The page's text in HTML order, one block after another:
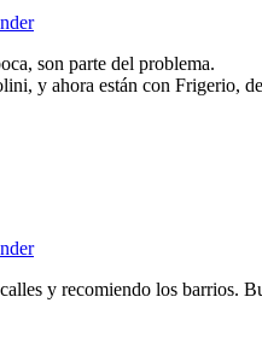
son parte del problema.
y ahora están con Frigerio,
y recomiendo los barrios.